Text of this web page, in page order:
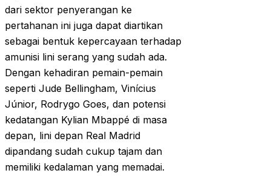
dari sektor penyerangan ke
pertahanan ini juga dapat diartikan
sebagai bentuk kepercayaan terhadap
amunisi lini serang yang sudah ada.
Dengan kehadiran pemain-pemain
seperti Jude Bellingham, Vinícius
Júnior, Rodrygo Goes, dan potensi
kedatangan Kylian Mbappé di masa
depan, lini depan Real Madrid
dipandang sudah cukup tajam dan
memiliki kedalaman yang memadai.